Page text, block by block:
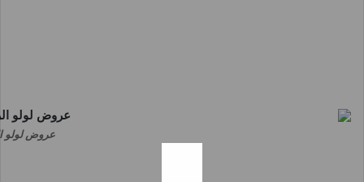
عروض لولو الرياض اليوم 26